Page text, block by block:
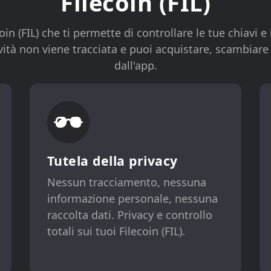
(FIL) che ti permette di controllare le tue chiavi
non viene tracciata e puoi acquistare,
dall'app.
Tutela della privacy
Nessun tracciamento, nessuna
informazione personale, nessuna
raccolta dati. Privacy e controllo
totali sui tuoi Filecoin (FIL).